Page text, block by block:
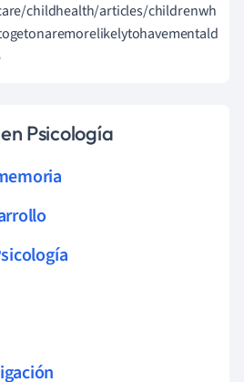
childhealth/articles/childrenwh
Psicología